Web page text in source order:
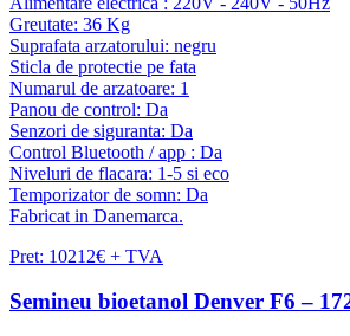
Greutate: 36 Kg
Suprafata arzatorului: negru
Sticla de protectie pe fata
Numarul de arzatoare: 1
Panou de control: Da
Senzori de siguranta: Da
Control Bluetooth / app : Da
Niveluri de flacara: 1-5 si eco
Temporizator de somn: Da
Fabricat in Danemarca.
Pret: 10212€ + TVA
Semineu bioetanol Denver F6 –